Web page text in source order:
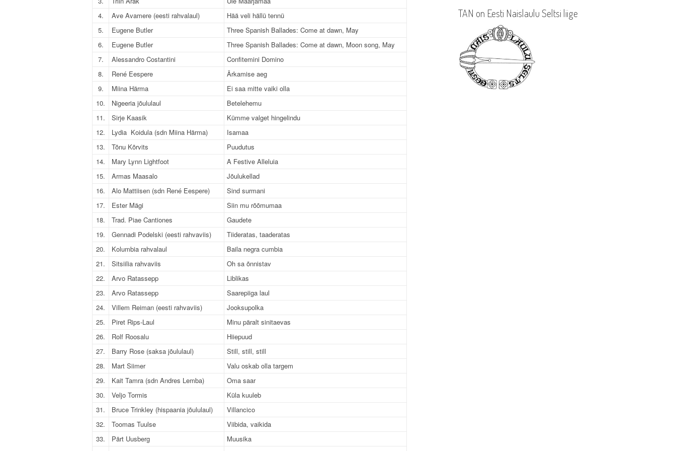
KROONIKA 2023/2024
4.
Ave Avamere (eesti rahvalaul)
Hää veli hällü tennü
5.
Eugene Butler
Three Spanish Ballades: Come at dawn, May
6.
Eugene Butler
Three Spanish Ballades: Come at dawn, Moon song, May
7.
Alessandro Costantini
Confitemini Domino
8.
René Eespere
Ärkamise aeg
9.
Miina Härma
Ei saa mitte vaiki olla
10.
Nigeeria jõululaul
Betelehemu
11.
Sirje Kaasik
Kümme valget hingelindu
12.
Lydia Koidula (sdn Miina Härma)
Isamaa
13.
Tõnu Kõrvits
Puudutus
14.
Mary Lynn Lightfoot
A Festive Alleluia
15.
Armas Maasalo
Jõulukellad
16.
Alo Mattiisen (sdn René Eespere)
Sind surmani
17.
Ester Mägi
Siin mu rõõmumaa
18.
Trad. Piae Cantiones
Gaudete
19.
Gennadi Podelski (eesti rahvaviis)
Tiideratas, taaderatas
20.
Kolumbia rahvalaul
Baila negra cumbia
21.
Sitsiilia rahvaviis
Oh sa õnnistav
22.
Arvo Ratassepp
Liblikas
23.
Arvo Ratassepp
Saarepiiga laul
24.
Villem Reiman (eesti rahvaviis)
Jooksupolka
25.
Piret Rips-Laul
Minu päralt sinitaevas
26.
Rolf Roosalu
Hiiepuud
27.
Barry Rose (saksa jõululaul)
Still, still, still
28.
Mart Siimer
Valu oskab olla targem
29.
Kait Tamra (sdn Andres Lemba)
Oma saar
30.
Veljo Tormis
Küla kuuleb
31.
Bruce Trinkley (hispaania jõululaul)
Villancico
32.
Toomas Tuulse
Viibida, vaikida
33.
Pärt Uusberg
Muusika
TAN on Eesti Naislaulu Seltsi liige